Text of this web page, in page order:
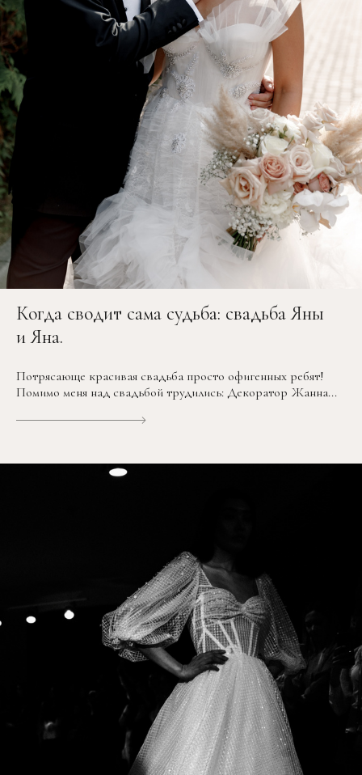
Когда сводит сама судьба: свадьба Яны
и Яна.
Потрясающе красивая свадьба просто офигенных ребят!
Помимо меня над свадьбой трудились: Декоратор Жанна...